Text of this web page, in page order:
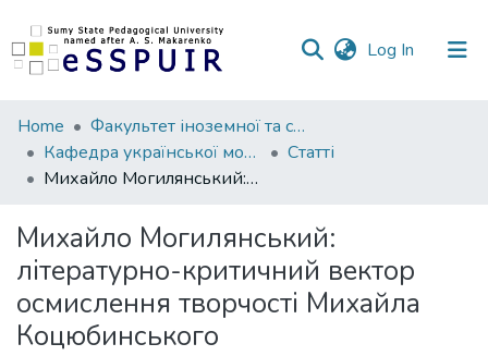
Log In (current)
Communities
&
Collections
Statistics
Home
Факультет іноземної та слов’янської філології
Кафедра української мови та літератури
Статті
Михайло Могилянський: літературно-критичний вектор осмислення творчості Михайла Коцюбинського
Михайло Могилянський:
літературно-критичний вектор
осмислення творчості Михайла
Коцюбинського